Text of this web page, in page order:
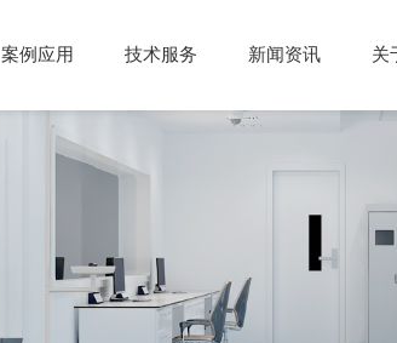
案例应用 技术服务 新闻资讯 关